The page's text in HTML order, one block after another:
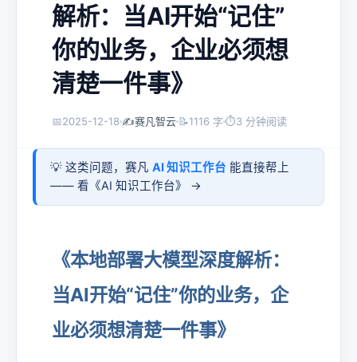
解析：当AI开始“记住”
你的业务，企业必须想
清楚一件事》
📅2025-12-18 ✍️赛凡智云 📝1116 字 ⏱3 分钟阅读
💡 这类问题，赛凡 AI 知识工作台 能直接帮上
—— 看《AI 知识工作台》 →
《本地部署大模型深度解析：
当AI开始“记住”你的业务，企
业必须想清楚一件事》